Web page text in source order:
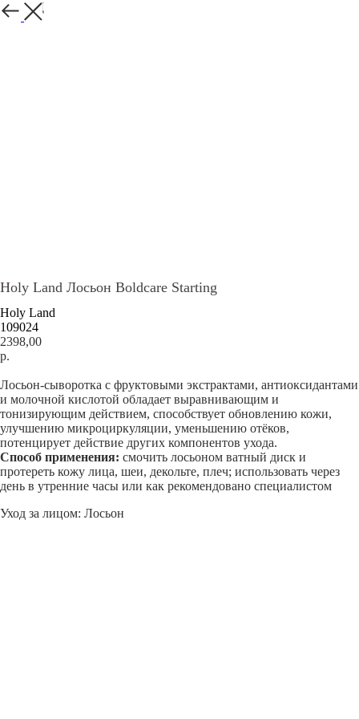
НАЗАД
Holy Land Лосьон Boldcare Starting
Holy Land
109024
2398,00
р.
Лосьон-сыворотка с фруктовыми экстрактами, антиоксидантами
и молочной кислотой обладает выравнивающим и
тонизирующим действием, способствует обновлению кожи,
улучшению микроциркуляции, уменьшению отёков,
потенцирует действие других компонентов ухода.
Способ применения: смочить лосьоном ватный диск и
протереть кожу лица, шеи, декольте, плеч; использовать через
день в утренние часы или как рекомендовано специалистом
Уход за лицом: Лосьон